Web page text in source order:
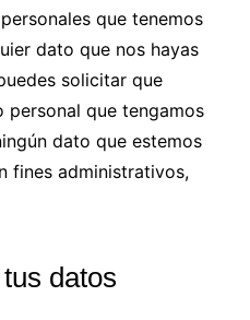
que tenemos
dato que nos hayas
solicitar que
personal que tengamos
dato que estemos
fines administrativos,
datos